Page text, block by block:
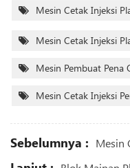
Mesin Cetak Injeksi
Mesin Cetak Injeksi
Mesin Pembuat Pena
Mesin Cetak Injeksi
Sebelumnya : Mesin